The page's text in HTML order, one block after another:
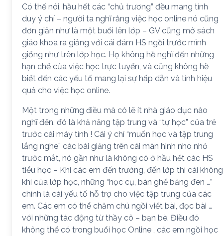
Có thế nói, hầu hết các “chủ trương” đều mang tính
duy ý chí – người ta nghĩ rằng việc học online nó cũng
đơn giản như là một buổi lên lớp – GV cũng mở sách
giáo khoa ra giảng với cái đám HS ngồi trước mình
giống như trên lớp học. Họ không hề nghĩ đến những
hạn chế của việc học trực tuyến, và cũng không hề
biết đến các yếu tố mang lại sự hấp dẫn và tính hiệu
quả cho việc học online.
Một trong những điều mà có lẽ ít nhà giáo dục nào
nghĩ đến, đó là khả năng tập trung và “tự học” của trẻ
trước cái máy tính ! Cái ý chí “muốn học và tập trung
lắng nghe” các bài giảng trên cái màn hình nho nhỏ
trước mắt, nó gần như là không có ở hầu hết các HS
tiểu học – Khi các em đến trường, đến lớp thì cái không
khí của lớp học, những “học cụ, bàn ghế bảng đen …”
chính là cái yếu tố hỗ trợ cho việc tập trung của các
em. Các em có thể chăm chú ngồi viết bài, đọc bài …
với những tác động từ thầy cô – bạn bè. Điều đó
không thể có trong buổi học Online , các em ngồi học